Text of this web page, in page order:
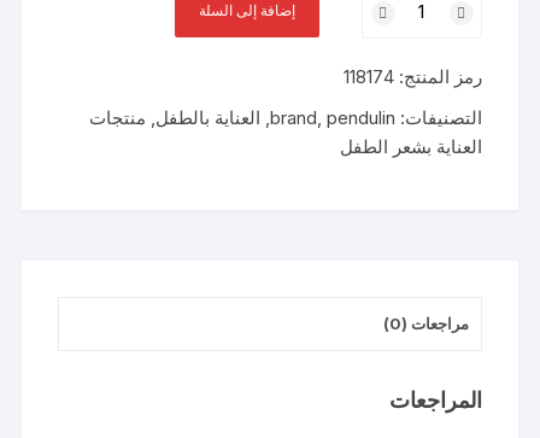
بندولين
كوندشنر
بالشيا
300مل
إضافة إلى السلة
رمز المنتج:118174
التصنيفات:
brand, pendulin
, العناية بالطفل, منتجات
العناية بشعر الطفل
مراجعات (0)
المراجعات